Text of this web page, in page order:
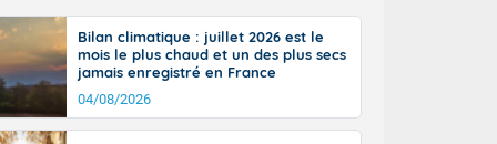
Bilan climatique : juillet 2026 est le
mois le plus chaud et un des plus secs
jamais enregistré en France
04/08/2026